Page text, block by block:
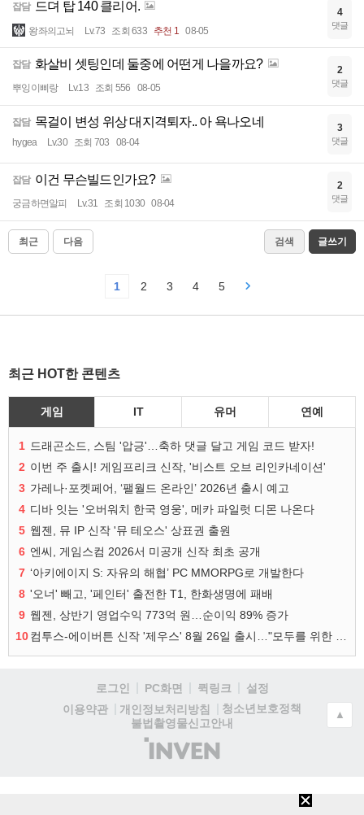
잡담 드뎌 탑 140 클리어.
왕좌의고뇌 Lv.73 조회 633 추천 1 08-05
4
댓글
잡담 화살비 셋팅인데 둘중에 어떤게 나을까요?
뿌잉이삐랑 Lv.13 조회 556 08-05
2
댓글
잡담 목걸이 변성 위상 대지격퇴자.. 아 욕나오네
hygea Lv.30 조회 703 08-04
3
댓글
잡담 이건 무슨빌드인가요?
궁금하면알피 Lv.31 조회 1030 08-04
2
댓글
최근 다음 검색 글쓰기
1 2 3 4 5
최근 HOT한 콘텐츠
게임 IT 유머 연예
1 드래곤소드, 스팀 '압긍'…축하 댓글 달고 게임 코드 받자!
2 이번 주 출시! 게임프리크 신작, '비스트 오브 리인카네이션'
3 가레나·포켓페어, ‘팰월드 온라인’ 2026년 출시 예고
4 디바 잇는 '오버워치 한국 영웅', 메카 파일럿 디몬 나온다
5 웹젠, 뮤 IP 신작 '뮤 테오스' 상표권 출원
6 엔씨, 게임스컴 2026서 미공개 신작 최초 공개
7 ‘아키에이지 S: 자유의 해협’ PC MMORPG로 개발한다
8 '오너' 빼고, '페인터' 출전한 T1, 한화생명에 패배
9 웹젠, 상반기 영업수익 773억 원…순이익 89% 증가
10
로그인 PC화면 퀵링크
설정
이용약관
개인정보처리방침
청소년보호정책
불법촬영물신고안내
(주)
인
▲